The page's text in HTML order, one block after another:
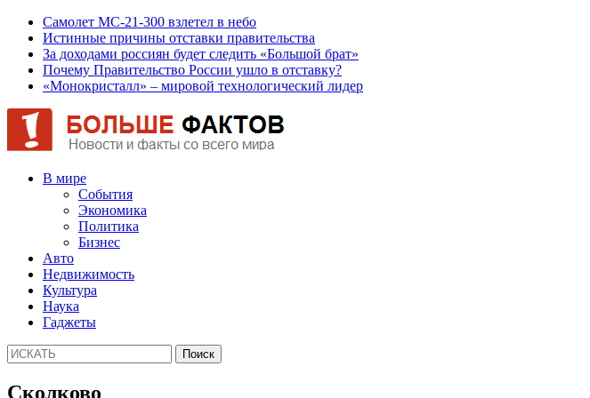
Самолет МС-21-300 взлетел в небо
Истинные причины отставки правительства
За доходами россиян будет следить «Большой брат»
Почему Правительство России ушло в отставку?
«Монокристалл» – мировой технологический лидер
В мире
События
Экономика
Политика
Бизнес
Авто
Недвижимость
Культура
Наука
Гаджеты
Сколково